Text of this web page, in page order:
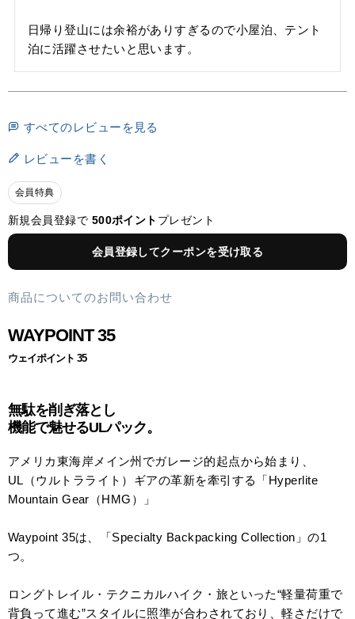
日帰り登山には余裕がありすぎるので小屋泊、テント
すべてのレビューを見る
レビューを書く
会員特典
新規会員登録で 500ポイント プレゼント
会員登録してクーポンを受け取る
商品についてのお問い合わせ
WAYPOINT 35
ウェイポイント 35
無駄を削ぎ落とし
機能で魅せるULパック。
アメリカ東海岸メイン州でガレージ的起点から始まり、
UL（ウルトラライト）ギアの革新を牽引する「Hyperlite
Mountain Gear（HMG）」
Waypoint 35は、「Specialty Backpacking Collection」の1
つ。
ロングトレイル・テクニカルハイク・旅といった“軽量荷重で
背負って進む”スタイルに照準が合わされており、軽さだけで